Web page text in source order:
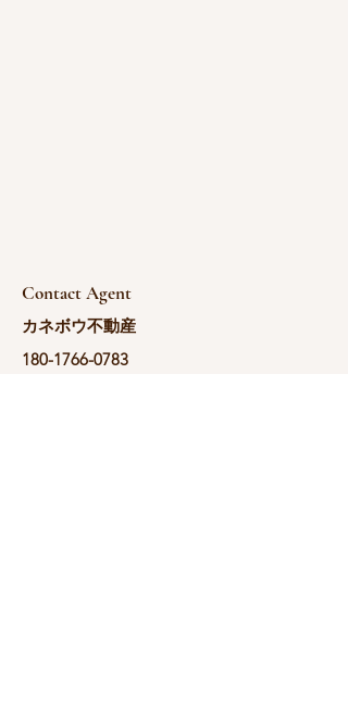
Contact Agent
カネボウ不動産
180-1766-0783